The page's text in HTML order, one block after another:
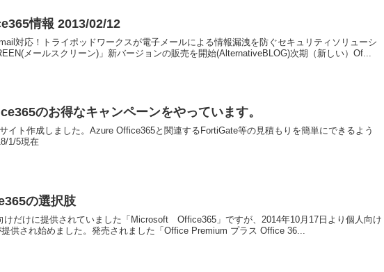
情報 2013/02/12
対応！トライポッドワークスが電子メールによる情報漏洩を防ぐセキュリティソリューシ
メールスクリーン)」新バージョンの販売を開始(AlternativeBLOG)次期（新しい）Of...
のお得なキャンペーンをやっています。
イト作成しました。Azure Office365と関連するFortiGate等の見積もりを簡単にできるよう
1/5現在
の選択肢
けだけに提供されていました「Microsoft Office365」ですが、2014年10月17日より個人向け
供され始めました。発売されました「Office Premium プラス Office 36...